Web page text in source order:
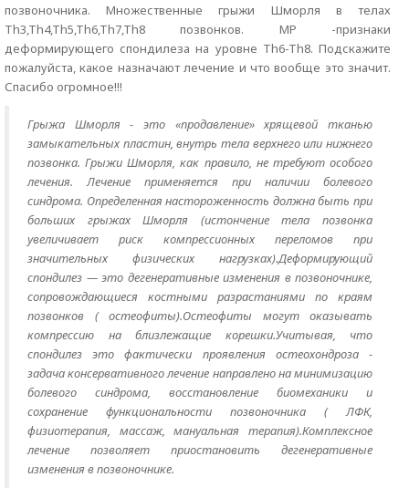
позвоночника. Множественные грыжи Шморля в телах
Th3,Th4,Th5,Th6,Th7,Th8 позвонков. МР -признаки
деформирующего спондилеза на уровне Th6-Th8. Подскажите
пожалуйста, какое назначают лечение и что вообще это значит.
Спасибо огромное!!!
Грыжа Шморля - это «продавление» хрящевой тканью
замыкательных пластин, внутрь тела верхнего или нижнего
позвонка. Грыжи Шморля, как правило, не требуют особого
лечения. Лечение применяется при наличии болевого
синдрома. Определенная настороженность должна быть при
больших грыжах Шморля (истончение тела позвонка
увеличивает риск компрессионных переломов при
значительных физических нагрузках).Деформирующий
спондилез — это дегенеративные изменения в позвоночнике,
сопровождающиеся костными разрастаниями по краям
позвонков ( остеофиты).Остеофиты могут оказывать
компрессию на близлежащие корешки.Учитывая, что
спондилез это фактически проявления остеохондроза -
задача консервативного лечение направлено на минимизацию
болевого синдрома, восстановление биомеханики и
сохранение функциональности позвоночника ( ЛФК,
физиотерапия, массаж, мануальная терапия).Комплексное
лечение позволяет приостановить дегенеративные
изменения в позвоночнике.